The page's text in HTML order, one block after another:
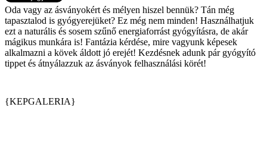
Oda vagy az ásványokért és mélyen hiszel bennük? Tán még
tapasztalod is gyógyerejüket? Ez még nem minden! Használhatjuk
ezt a naturális és sosem szűnő energiaforrást gyógyításra, de akár
mágikus munkára is! Fantázia kérdése, mire vagyunk képesek
alkalmazni a kövek áldott jó erejét! Kezdésnek adunk pár gyógyító
tippet és átnyálazzuk az ásványok felhasználási körét!
{KEPGALERIA}